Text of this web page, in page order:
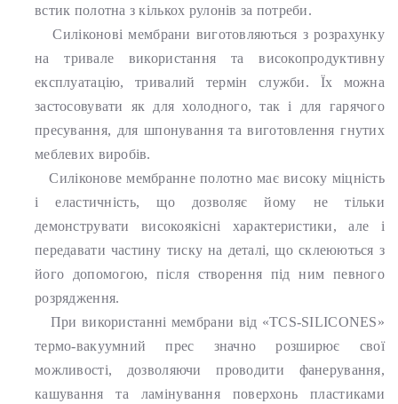
встик полотна з кількох рулонів за потреби.
Силіконові мембрани виготовляються з розрахунку
на тривале використання та високопродуктивну
експлуатацію, тривалий термін служби. Їх можна
застосовувати як для холодного, так і для гарячого
пресування, для шпонування та виготовлення гнутих
меблевих виробів.
Силіконове мембранне полотно має високу міцність
і еластичність, що дозволяє йому не тільки
демонструвати високоякісні характеристики, але і
передавати частину тиску на деталі, що склеюються з
його допомогою, після створення під ним певного
розрядження.
При використанні мембрани від «TCS-SILICONES»
термо-вакуумний прес значно розширює свої
можливості, дозволяючи проводити фанерування,
кашування та ламінування поверхонь пластиками